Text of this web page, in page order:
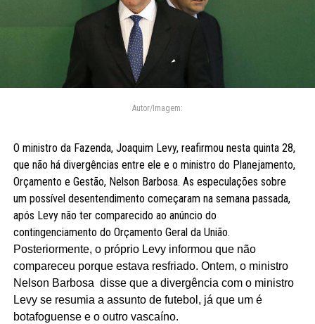
Autor/Imagem:
O ministro da Fazenda, Joaquim Levy, reafirmou nesta quinta 28,
que não há divergências entre ele e o ministro do Planejamento,
Orçamento e Gestão, Nelson Barbosa. As especulações sobre
um possível desentendimento começaram na semana passada,
após Levy não ter comparecido ao anúncio do
contingenciamento do Orçamento Geral da União.
Posteriormente, o próprio Levy informou que não
compareceu porque estava resfriado. Ontem, o ministro
Nelson Barbosa disse que a divergência com o ministro
Levy se resumia a assunto de futebol, já que um é
botafoguense e o outro vascaíno.